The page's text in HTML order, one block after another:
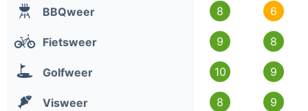
BBQweer
8 6
Fietsweer 9 8
Golfweer 10 9
Visweer 8 9